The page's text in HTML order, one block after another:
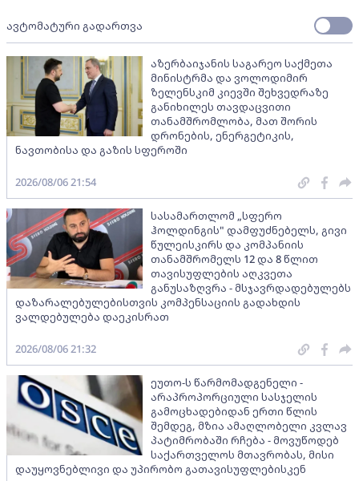
ავტომატური გადართვა
აზერბაიჯანის საგარეო საქმეთა
მინისტრმა და ვოლოდიმირ
ზელენსკიმ კიევში შეხვედრაზე
განიხილეს თავდაცვითი
თანამშრომლობა, მათ შორის
დრონების, ენერგეტიკის,
ნავთობისა და გაზის სფეროში
2026/08/06 21:54
სასამართლომ „სფერო
ჰოლდინგის" დამფუძნებელს, გივი
წულეისკირს და კომპანიის
თანამშრომელს 12 და 8 წლით
თავისუფლების აღკვეთა
განუსაზღვრა - მსჯავრდადებულებს
დაზარალებულებისთვის კომპენსაციის გადახდის
ვალდებულება დაეკისრათ
2026/08/06 21:32
ეუთო-ს წარმომადგენელი -
არაპროპორციული სასჯელის
გამოცხადებიდან ერთი წლის
შემდეგ, მზია ამაღლობელი კვლავ
პატიმრობაში რჩება - მოვუწოდებ
საქართველოს მთავრობას, მისი
დაუყოვნებლივი და უპირობო გათავისუფლებისკენ